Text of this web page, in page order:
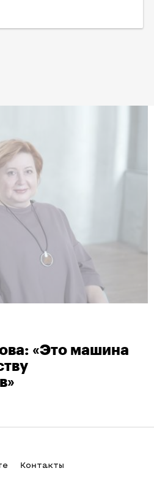
«Это машина
Контакты